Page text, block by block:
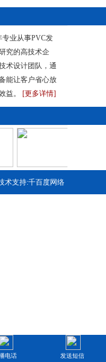
业从事PVC发
究的高技术企
术设计团队，通
能让客户省心放
益。
[更多详情]
术支持:千百度网络
电话 发送短信